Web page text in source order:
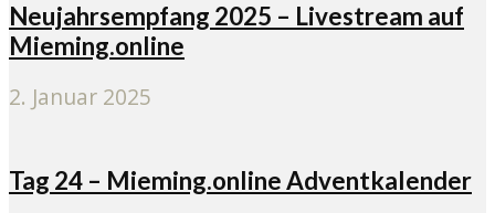
Neujahrsempfang 2025 – Livestream auf
Mieming.online
2. Januar 2025
Tag 24 – Mieming.online Adventkalender